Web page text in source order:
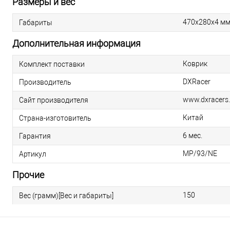
Габариты 470х280х4 мм
Дополнительная информация
Комплект поставки Коврик
Производитель DXRacer
Сайт производителя
Страна-изготовитель Китай
Гарантия 6 мес.
Артикул MP/93/NE
Прочие
Вес (грамм)[Вес и габариты] 150